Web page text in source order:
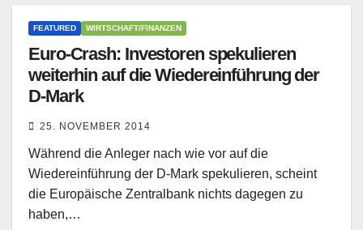
FEATURED WIRTSCHAFT/FINANZEN
Euro-Crash: Investoren spekulieren
weiterhin auf die Wiedereinführung der
D-Mark
25. NOVEMBER 2014
Während die Anleger nach wie vor auf die
Wiedereinführung der D-Mark spekulieren, scheint
die Europäische Zentralbank nichts dagegen zu
haben,…